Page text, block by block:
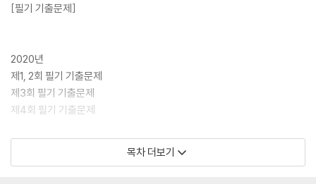
다만, 무조건 기출문제 위주로 학습을 하는 것은 바람직하지 않고, 핵심내
[필기 기출문제]
2020년
제1, 2회 필기 기출문제
제3회 필기 기출문제
제4회 필기 기출문제
2019년
목차 더보기